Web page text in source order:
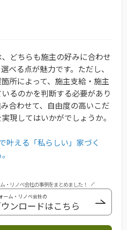
どちらも施主の好みに合わせ
べる点が魅力です。ただし、
所によって、施主支給・施主
るのかを判断する必要があり
合わせて、自由度の高いこだ
現してはいかがでしょうか。
叶える「私らしい」家づく
・リノベ会社の事例をまとめました！
ーム・リノベ会社の
ンロードはこちら